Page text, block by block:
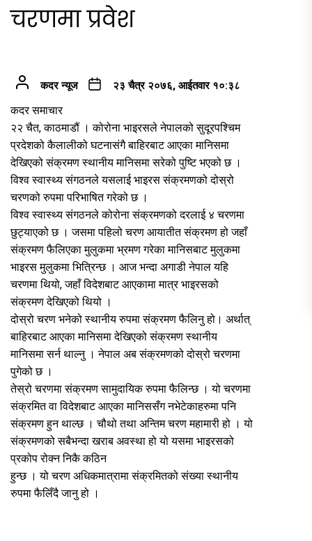
चरणमा प्रवेश
कदर न्यूज २३ चैत्र २०७६, आईतवार १०:३८
कदर समाचार
२२ चैत, काठमाडौं । कोरोना भाइरसले नेपालको सुदूरपश्चिम
प्रदेशको कैलालीको घटनासंगै बाहिरबाट आएका मानिसमा
देखिएको संक्रमण स्थानीय मानिसमा सरेको पुष्टि भएको छ ।
विश्व स्वास्थ्य संगठनले यसलाई भाइरस संक्रमणको दोस्रो
चरणको रुपमा परिभाषित गरेको छ ।
विश्व स्वास्थ्य संगठनले कोरोना संक्रमणको दरलाई ४ चरणमा
छुट्याएको छ । जसमा पहिलो चरण आयातीत संक्रमण हो जहाँ
संक्रमण फैलिएका मुलुकमा भ्रमण गरेका मानिसबाट मुलुकमा
भाइरस मुलुकमा भित्रिन्छ । आज भन्दा अगाडी नेपाल यहि
चरणमा थियो, जहाँ विदेशबाट आएकामा मात्र भाइरसको
संक्रमण देखिएको थियो ।
दोस्रो चरण भनेको स्थानीय रुपमा संक्रमण फैलिनु हो। अर्थात्
बाहिरबाट आएका मानिसमा देखिएको संक्रमण स्थानीय
मानिसमा सर्न थाल्नु । नेपाल अब संक्रमणको दोस्रो चरणमा
पुगेको छ ।
तेस्रो चरणमा संक्रमण सामुदायिक रुपमा फैलिन्छ । यो चरणमा
संक्रमित वा विदेशबाट आएका मानिससँग नभेटेकाहरुमा पनि
संक्रमण हुन थाल्छ । चौथो तथा अन्तिम चरण महामारी हो । यो
संक्रमणको सबैभन्दा खराब अवस्था हो यो यसमा भाइरसको
प्रकोप रोक्न निकै कठिन
हुन्छ । यो चरण अधिकमात्रामा संक्रमितको संख्या स्थानीय
रुपमा फैलिँदै जानु हो ।